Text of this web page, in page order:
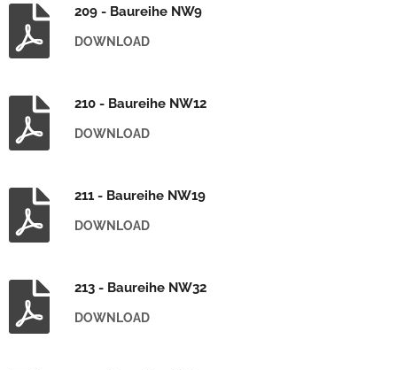
209 - Baureihe NW9
DOWNLOAD
210 - Baureihe NW12
DOWNLOAD
211 - Baureihe NW19
DOWNLOAD
213 - Baureihe NW32
DOWNLOAD